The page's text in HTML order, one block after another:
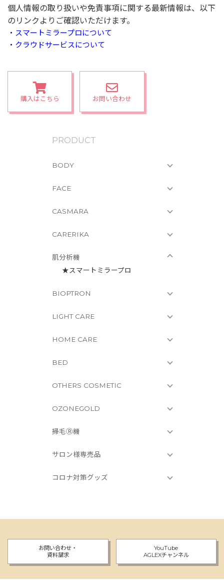
PRODUCT
BODY
FACE
CASMARA
CARERIKA
肌分析機
★スマートミラープロ
BIOPTRON
LIGHT CARE
HOME CARE
BED
OTHERS COSMETIC
OZONEGOLD
掃毛Ⓡ機
サロン様専売品
コロナ対策グッズ
個人情報の取り扱いや免責事項に関する最新情報は、以下
のリンクよりご確認いただけます。
・スマートミラープロについて
・クラウドサービスについて
購入はこちら お問い合わせ
お問い合わせ・
資料請求
YouTube
AGLEXチャンネル